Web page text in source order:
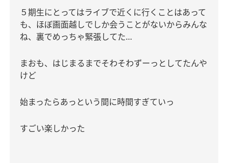
５期生にとってはライブで近くに行くことはあって
も、ほぼ画面越しでしか会うことがないからみんな
ね、裏でめっちゃ緊張してた…
まおも、はじまるまでそわそわずーっとしてたんや
けど
始まったらあっという間に時間すぎていっ
すごい楽しかった